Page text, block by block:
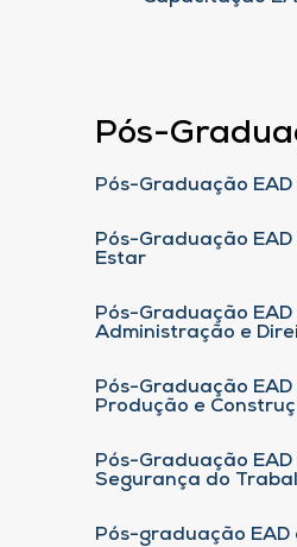
Pós-
Pós-Graduação EAD
Pós-Graduação
Estar
Pós-Graduação EAD
Administração e
Pós-Graduação
Produção e
Pós-Graduação
Segurança do
Pós-graduação EAD